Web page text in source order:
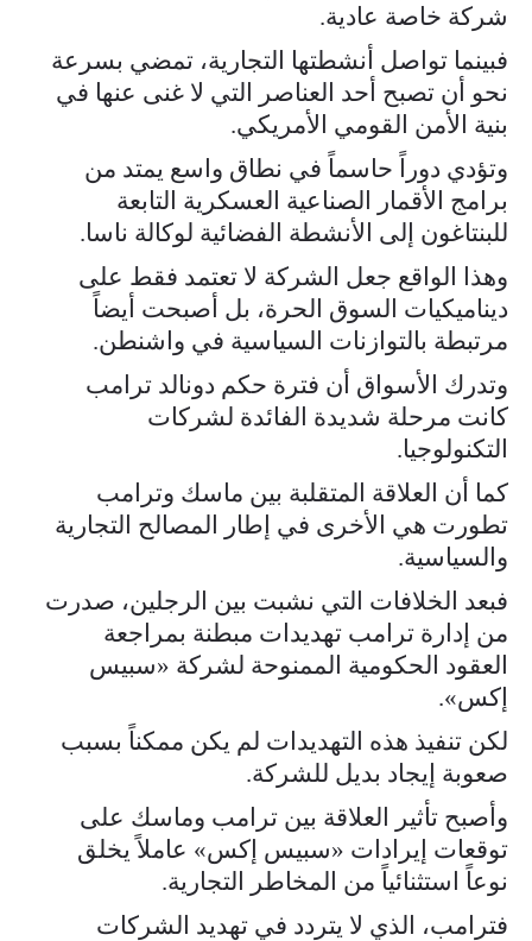
شركة خاصة عادية.
فبينما تواصل أنشطتها التجارية، تمضي بسرعة
نحو أن تصبح أحد العناصر التي لا غنى عنها في
بنية الأمن القومي الأمريكي.
وتؤدي دوراً حاسماً في نطاق واسع يمتد من
برامج الأقمار الصناعية العسكرية التابعة
للبنتاغون إلى الأنشطة الفضائية لوكالة ناسا.
وهذا الواقع جعل الشركة لا تعتمد فقط على
ديناميكيات السوق الحرة، بل أصبحت أيضاً
مرتبطة بالتوازنات السياسية في واشنطن.
وتدرك الأسواق أن فترة حكم دونالد ترامب
كانت مرحلة شديدة الفائدة لشركات
التكنولوجيا.
كما أن العلاقة المتقلبة بين ماسك وترامب
تطورت هي الأخرى في إطار المصالح التجارية
والسياسية.
فبعد الخلافات التي نشبت بين الرجلين، صدرت
من إدارة ترامب تهديدات مبطنة بمراجعة
العقود الحكومية الممنوحة لشركة «سبيس
إكس».
لكن تنفيذ هذه التهديدات لم يكن ممكناً بسبب
صعوبة إيجاد بديل للشركة.
وأصبح تأثير العلاقة بين ترامب وماسك على
توقعات إيرادات «سبيس إكس» عاملاً يخلق
نوعاً استثنائياً من المخاطر التجارية.
فترامب، الذي لا يتردد في تهديد الشركات